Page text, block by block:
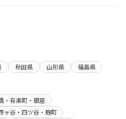
秋田県 山形県
福島県
・有楽町・銀座
ヶ谷・四ツ谷・麹町